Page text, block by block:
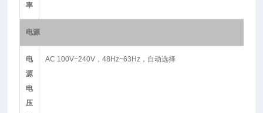
率
电源
电
源
电
压
AC 100V~240V，48Hz~63Hz，自动选择